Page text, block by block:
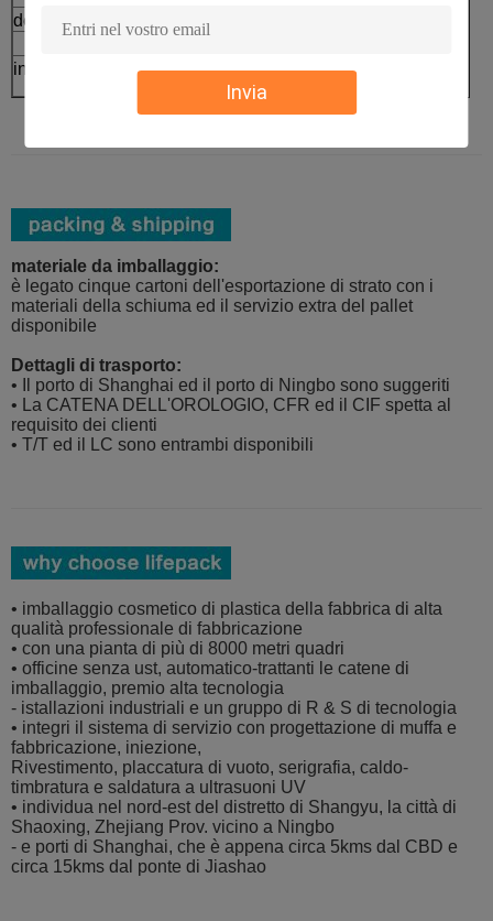
Invia
deodorante in stick
insieme d'imballaggio dello skincare
materiale da imballaggio:
è legato cinque cartoni dell'esportazione di strato con i
materiali della schiuma ed il servizio extra del pallet
disponibile
Dettagli di trasporto:
• Il porto di Shanghai ed il porto di Ningbo sono suggeriti
• La CATENA DELL'OROLOGIO, CFR ed il CIF spetta al
requisito dei clienti
• T/T ed il LC sono entrambi disponibili
• imballaggio cosmetico di plastica della fabbrica di alta
qualità professionale di fabbricazione
• con una pianta di più di 8000 metri quadri
• officine senza ust, automatico-trattanti le catene di
imballaggio, premio alta tecnologia
- istallazioni industriali e un gruppo di R & S di tecnologia
• integri il sistema di servizio con progettazione di muffa e
fabbricazione, iniezione,
Rivestimento, placcatura di vuoto, serigrafia, caldo-
timbratura e saldatura a ultrasuoni UV
• individua nel nord-est del distretto di Shangyu, la città di
Shaoxing, Zhejiang Prov. vicino a Ningbo
- e porti di Shanghai, che è appena circa 5kms dal CBD e
circa 15kms dal ponte di Jiashao